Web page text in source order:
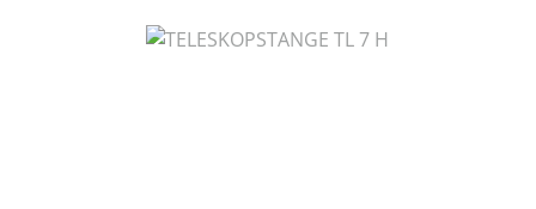
Bildergalerie überspringen